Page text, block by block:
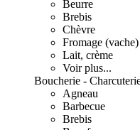
Beurre
Brebis
Chèvre
Fromage (vache)
Lait, crème
Voir plus...
Boucherie -
Agneau
Barbecue
Brebis